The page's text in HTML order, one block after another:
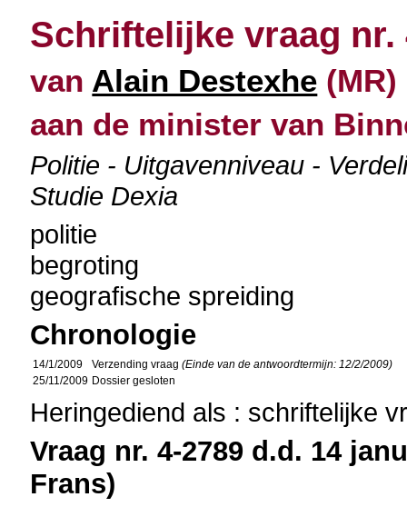
Schriftelijke vraag nr.
van Alain Destexhe
aan de minister van
Politie - Uitgavenniveau -
Studie Dexia
politie
begroting
geografische spreiding
Chronologie
14/1/2009 Verzending vraag(Einde van de antwoordtermijn: 12/2/2009)
25/11/2009 Dossier gesloten
Heringediend als : schriftelijke
Vraag nr. 4-2789 d.d. 14
Frans)